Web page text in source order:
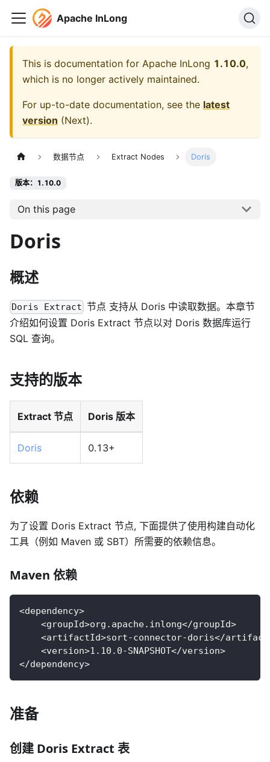
Apache InLong
This is documentation for Apache InLong 1.10.0,
which is no longer actively maintained.
For up-to-date documentation, see the latest
version (Next).
数据节点 Extract Nodes Doris
版本：1.10.0
On this page
Doris
概述
Doris Extract 节点 支持从 Doris 中读取数据。本章节
介绍如何设置 Doris Extract 节点以对 Doris 数据库运行
SQL 查询。
支持的版本
Extract 节点 Doris 版本
Doris 0.13+
依赖
为了设置 Doris Extract 节点, 下面提供了使用构建自动化
工具（例如 Maven 或 SBT）所需要的依赖信息。
Maven 依赖
<dependency>
    <groupId>org.apache.inlong</groupId>
<artifactId>sort-connector-doris</
    <version>1.10.0-SNAPSHOT</version>
</dependency>
准备
创建 Doris Extract 表